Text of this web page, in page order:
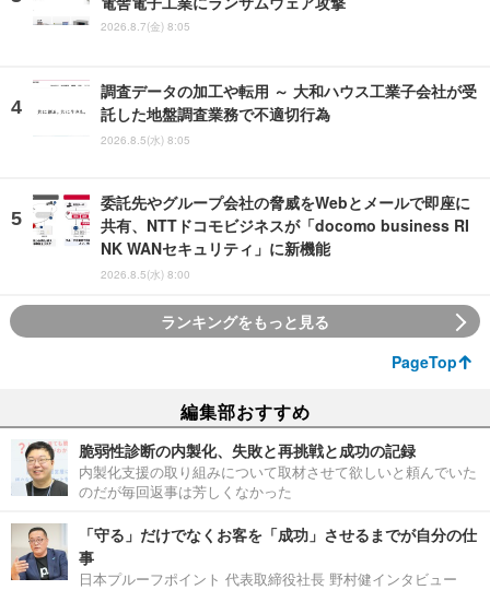
2026.8.7(金) 8:05
調査データの加工や転用 ～ 大和ハウス工業子会社が受
託した地盤調査業務で不適切行為
2026.8.5(水) 8:05
委託先やグループ会社の脅威をWebとメールで即座に
共有、NTTドコモビジネスが「docomo business RI
NK WANセキュリティ」に新機能
2026.8.5(水) 8:00
ランキングをもっと見る
PageTop
編集部おすすめ
脆弱性診断の内製化、失敗と再挑戦と成功の記録
内製化支援の取り組みについて取材させて欲しいと頼んでいた
のだが毎回返事は芳しくなかった
「守る」だけでなくお客を「成功」させるまでが自分の仕
事
日本プルーフポイント 代表取締役社長 野村健インタビュー